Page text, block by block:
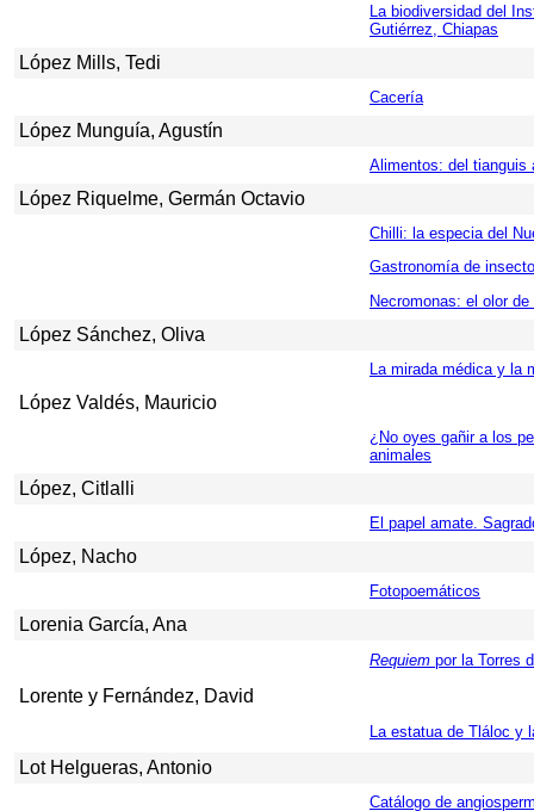
La biodiversidad del
Gutiérrez, Chiapas
López Mills, Tedi
Cacería
López Munguía, Agustín
Alimentos: del tianguis
López Riquelme, Germán Octavio
Chilli: la especia del
Gastronomía de
Necromonas: el olor
López Sánchez, Oliva
La mirada médica y la
López Valdés, Mauricio
¿No oyes gañir a los
animales
López, Citlalli
El papel amate.
López, Nacho
Fotopoemáticos
Lorenia García, Ana
Requiem por la Torres
Lorente y Fernández, David
La estatua de Tláloc
Lot Helgueras, Antonio
Catálogo de